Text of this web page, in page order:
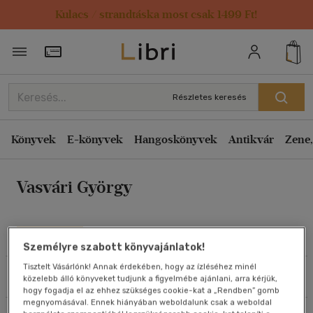
Kulacs / strandtáska most csak 1499 Ft!
Törzsvásárlói Kártya adatai
Részletes keresés
Könyvek E-könyvek Hangoskönyvek Antikvár
Vasvári György
Művei
Szűrés Rendezés
Rendezés
Kiadás éve szerint csökkenő
Ár szerint csökkenő
Eladott darabszám szerint csökkenő
Cím szerint A-Z
Szerző szerint A-Z
Megjelenítés
Személyre szabott könyvajánlatok!
Tisztelt Vásárlónk! Annak érdekében, hogy az ízléséhez minél
közelebb álló könyveket tudjunk a figyelmébe ajánlani, arra kérjük,
hogy fogadja el az ehhez szükséges cookie-kat a „Rendben” gomb
megnyomásával. Ennek hiányában weboldalunk csak a weboldal